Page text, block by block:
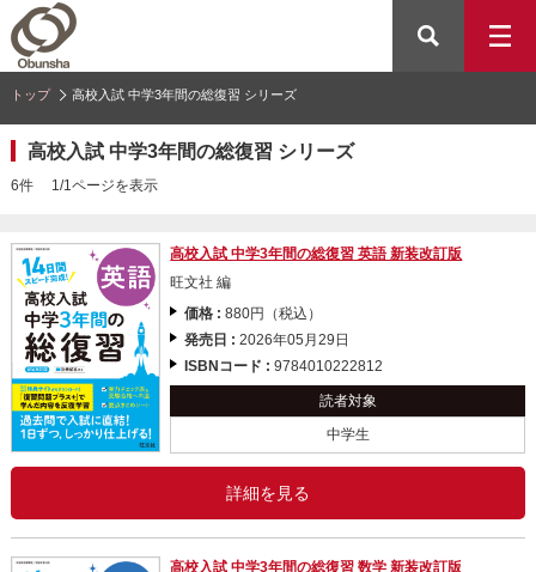
トップ 高校入試 中学3年間の総復習 シリーズ
高校入試 中学3年間の総復習 シリーズ
6件 1/1ページを表示
高校入試 中学3年間の総復習 英語 新装改訂版
旺文社 編
価格 :880円（税込）
発売日 :2026年05月29日
ISBNコード :9784010222812
読者対象
中学生
詳細を見る
高校入試 中学3年間の総復習 数学 新装改訂版